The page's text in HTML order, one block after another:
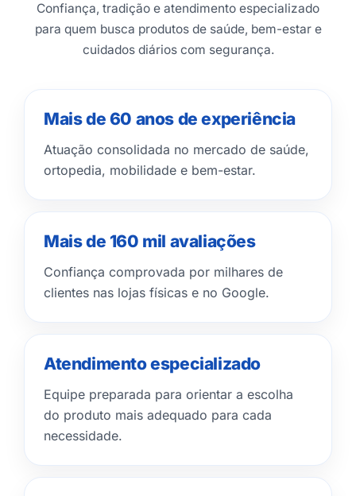
Confiança, tradição e atendimento especializado
para quem busca produtos de saúde, bem-estar e
cuidados diários com segurança.
Mais de 60 anos de experiência
Atuação consolidada no mercado de saúde,
ortopedia, mobilidade e bem-estar.
Mais de 160 mil avaliações
Confiança comprovada por milhares de
clientes nas lojas físicas e no Google.
Atendimento especializado
Equipe preparada para orientar a escolha
do produto mais adequado para cada
necessidade.